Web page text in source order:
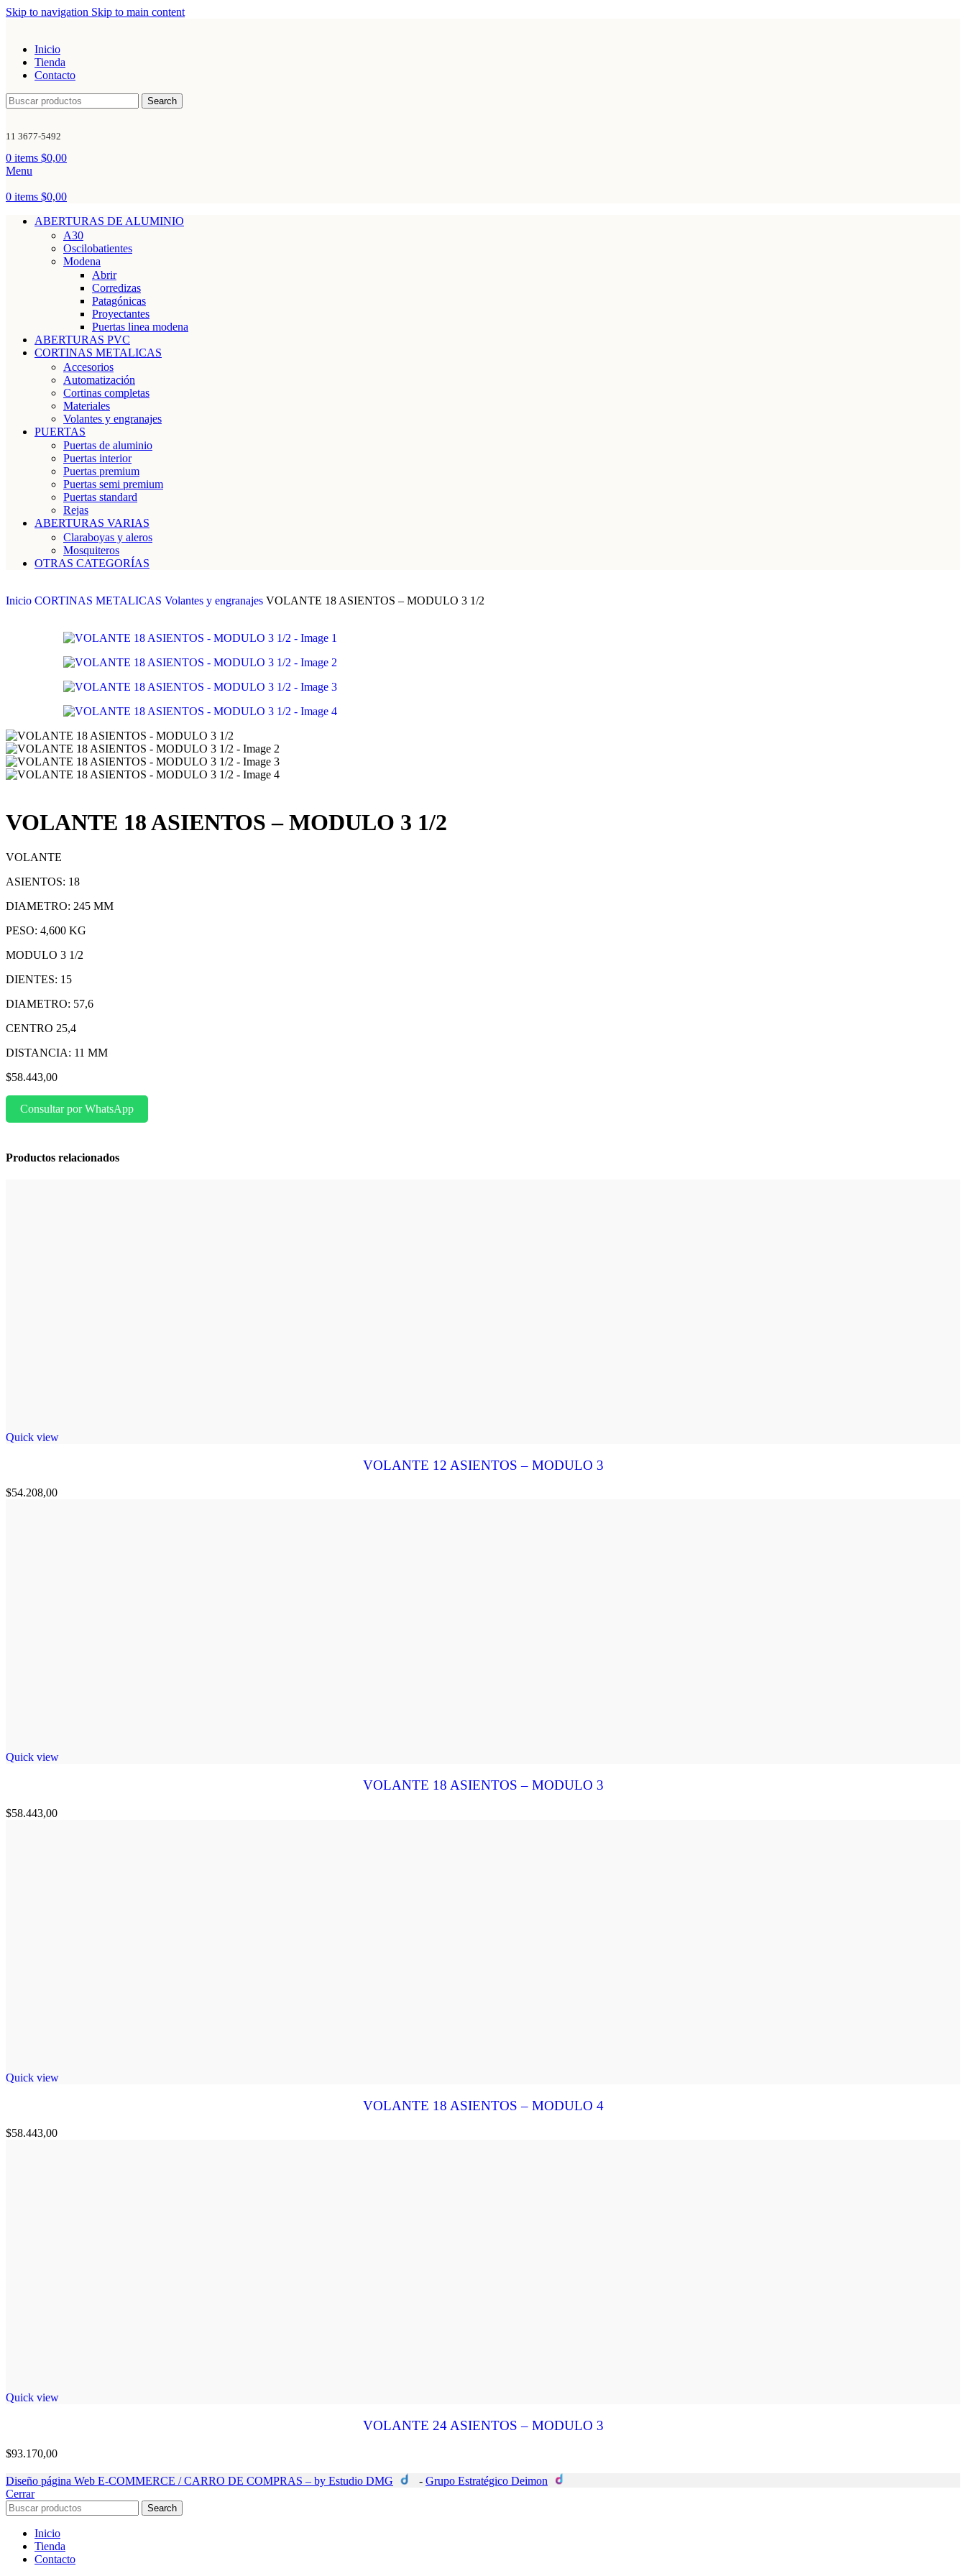
Skip to navigation Skip to main content
Inicio
Tienda
Contacto
Search
11 3677-5492
0 items $0,00
Menu
0 items $0,00
ABERTURAS DE ALUMINIO
A30
Oscilobatientes
Modena
Abrir
Corredizas
Patagónicas
Proyectantes
Puertas linea modena
ABERTURAS PVC
CORTINAS METALICAS
Accesorios
Automatización
Cortinas completas
Materiales
Volantes y engranajes
PUERTAS
Puertas de aluminio
Puertas interior
Puertas premium
Puertas semi premium
Puertas standard
Rejas
ABERTURAS VARIAS
Claraboyas y aleros
Mosquiteros
OTRAS CATEGORÍAS
Inicio CORTINAS METALICAS Volantes y engranajes VOLANTE 18 ASIENTOS – MODULO 3 1/2
VOLANTE 18 ASIENTOS – MODULO 3 1/2
VOLANTE
ASIENTOS: 18
DIAMETRO: 245 MM
PESO: 4,600 KG
MODULO 3 1/2
DIENTES: 15
DIAMETRO: 57,6
CENTRO 25,4
DISTANCIA: 11 MM
$58.443,00
Consultar por WhatsApp
Productos relacionados
Quick view
VOLANTE 12 ASIENTOS – MODULO 3
$54.208,00
Quick view
VOLANTE 18 ASIENTOS – MODULO 3
$58.443,00
Quick view
VOLANTE 18 ASIENTOS – MODULO 4
$58.443,00
Quick view
VOLANTE 24 ASIENTOS – MODULO 3
$93.170,00
Diseño página Web E-COMMERCE / CARRO DE COMPRAS – by Estudio DMG - Grupo Estratégico Deimon
Cerrar
Search
Inicio
Tienda
Contacto